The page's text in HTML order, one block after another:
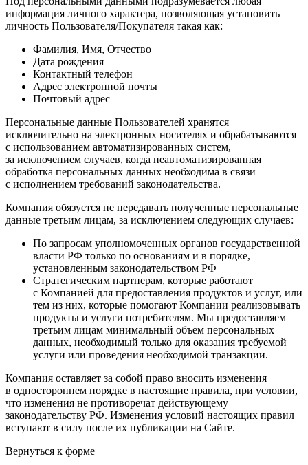
информация личного характера, позволяющая установить
личность Пользователя/Покупателя такая как:
Фамилия, Имя, Отчество
Дата рождения
Контактный телефон
Адрес электронной почты
Почтовый адрес
Персональные данные Пользователей хранятся
исключительно на электронных носителях и обрабатываются
с использованием автоматизированных систем,
за исключением случаев, когда неавтоматизированная
обработка персональных данных необходима в связи
с исполнением требований законодательства.
Компания обязуется не передавать полученные персональные
данные третьим лицам, за исключением следующих случаев:
По запросам уполномоченных органов государственной
власти РФ только по основаниям и в порядке,
установленным законодательством РФ
Стратегическим партнерам, которые работают
с Компанией для предоставления продуктов и услуг, или
тем из них, которые помогают Компании реализовывать
продукты и услуги потребителям. Мы предоставляем
третьим лицам минимальный объем персональных
данных, необходимый только для оказания требуемой
услуги или проведения необходимой транзакции.
Компания оставляет за собой право вносить изменения
в одностороннем порядке в настоящие правила, при условии,
что изменения не противоречат действующему
законодательству РФ. Изменения условий настоящих правил
вступают в силу после их публикации на Сайте.
Вернуться к форме